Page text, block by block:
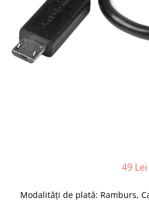
Blocare/ Fixare barbie
Preventie iritatia pielii
Huse dispozitive
Alimentatoare si baterii CPAP
49 Lei
Modalități de plată: Ramburs,